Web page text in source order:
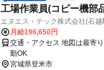
工場作業員(コピー機部
エヌエス・テック株式会社(石
月給196,650円
交通・アクセス 地図は最寄
勤OK
宮城県登米市